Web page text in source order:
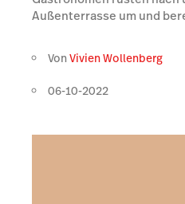
Außenterrasse um und
VonVivien Wollenberg
06-10-2022